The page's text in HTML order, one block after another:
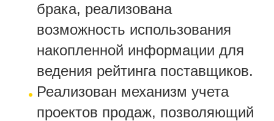
брака, реализована
возможность использования
накопленной информации для
ведения рейтинга поставщиков.
Реализован механизм учета
проектов продаж, позволяющий